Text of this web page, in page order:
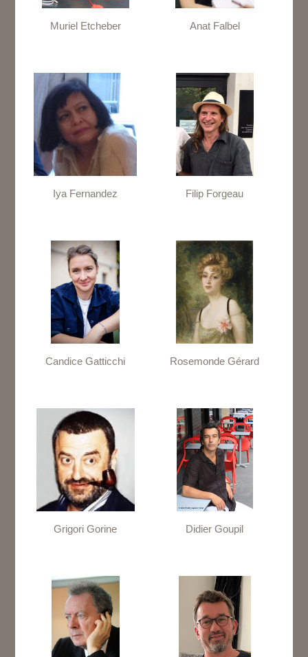
Muriel Etcheber Anat Falbel
Iya Fernandez Filip Forgeau
Candice Gatticchi Rosemonde Gérard
Grigori Gorine Didier Goupil